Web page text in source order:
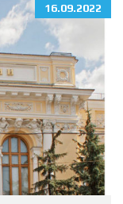
16.09.2022